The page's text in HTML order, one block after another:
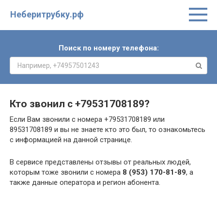
Неберитрубку.рф
Поиск по номеру телефона:
Кто звонил с +79531708189?
Если Вам звонили с номера +79531708189 или
89531708189 и вы не знаете кто это был, то ознакомьтесь
с информацией на данной странице.
В сервисе представлены отзывы от реальных людей,
которым тоже звонили с номера 8 (953) 170-81-89, а
также данные оператора и регион абонента.